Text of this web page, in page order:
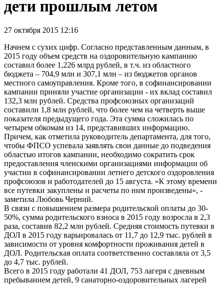
дети прошлым летом
27 октября 2015 12:16
Начнем с сухих цифр. Согласно представленным данным, в
2015 году объем средств на оздоровительную кампанию
составил более 1,226 млрд рублей, в т.ч. из областного
бюджета – 704,9 млн и 307,1 млн – из бюджетов органов
местного самоуправления. Кроме того, в софинансировании
кампании приняли участие организации - их вклад составил
132,3 млн рублей. Средства профсоюзных организаций
составили 1,8 млн рублей, что более чем на четверть выше
показателя предыдущего года. Эта сумма сложилась по
четырем обкомам из 14, представивших информацию.
Причем, как отметила руководитель департамента, для того,
чтобы ФПСО успевала заявлять свои данные до подведения
областью итогов кампании, необходимо сократить срок
предоставления членскими организациями информации об
участии в софинансировании летнего детского оздоровления
профсоюзов и работодателей до 15 августа. «К этому времени
все путевки закуплены и расчеты по ним произведены», -
заметила Любовь Черний.
В связи с повышением размера родительской оплаты до 30-
50%, сумма родительского взноса в 2015 году возросла в 2,3
раза, составив 82,2 млн рублей. Средняя стоимость путевки в
ДОЛ в 2015 году варьировалась от 11,7 до 12,9 тыс. рублей в
зависимости от уровня комфортности проживания детей в
ДОЛ. Родительская оплата соответственно составляла от 3,5
до 4,7 тыс. рублей.
Всего в 2015 году работали 41 ДОЛ, 753 лагеря с дневным
пребыванием детей, 9 санаторно-оздоровительных лагерей